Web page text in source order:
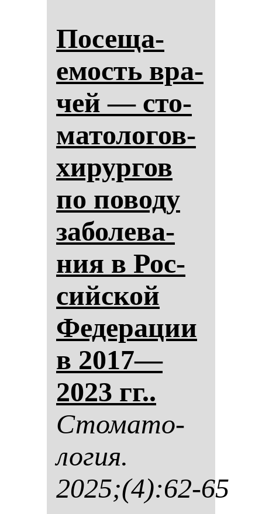
По­се­ща­
емость вра­
чей — сто­
ма­то­ло­гов-
хи­рур­гов
по по­во­ду
за­бо­ле­ва­
ния в Рос­
сий­ской
Фе­де­ра­ции
в 2017—
2023 гг..
Сто­ма­то­
ло­гия.
2025;(4):62-65